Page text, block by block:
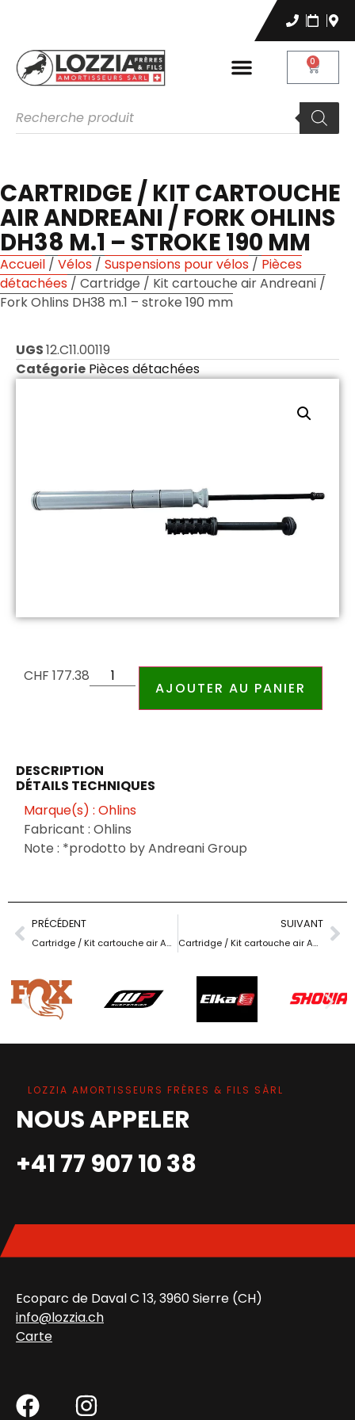
0
CARTRIDGE / KIT CARTOUCHE
AIR ANDREANI / FORK OHLINS
DH38 M.1 – STROKE 190 MM
Accueil / Vélos / Suspensions pour vélos / Pièces
détachées / Cartridge / Kit cartouche air Andreani /
Fork Ohlins DH38 m.1 – stroke 190 mm
UGS12.C11.00119
Catégorie Pièces détachées
CHF 177.38
AJOUTER AU PANIER
DESCRIPTION
DÉTAILS TECHNIQUES
Marque(s) : Ohlins
Fabricant : Ohlins
Note : *prodotto by Andreani Group
PRÉCÉDENT
Cartridge / Kit cartouche air Andreani / Fork Ohlins DH38 m.1 – stroke 180 mm
SUIVANT
Cartridge / Kit cartouche air Andreani / Fork Ohlins DH38 m.1 – stroke 200 mm
LOZZIA AMORTISSEURS FRÈRES & FILS SÀRL
NOUS APPELER
+41 77 907 10 38
Ecoparc de Daval C 13, 3960 Sierre (CH)
info@lozzia.ch
Carte